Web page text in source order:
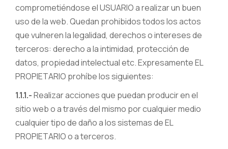
comprometiéndose el USUARIO a realizar un buen
uso de la web. Quedan prohibidos todos los actos
que vulneren la legalidad, derechos o intereses de
terceros: derecho a la intimidad, protección de
datos, propiedad intelectual etc. Expresamente EL
PROPIETARIO prohíbe los siguientes:
1.1.1.-Realizar acciones que puedan producir en el
sitio web o a través del mismo por cualquier medio
cualquier tipo de daño a los sistemas de EL
PROPIETARIO o a terceros.